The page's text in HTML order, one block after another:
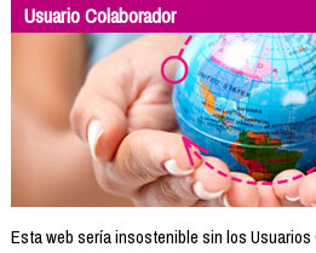
Usuario Colaborador
Esta web sería insostenible sin los Usuarios